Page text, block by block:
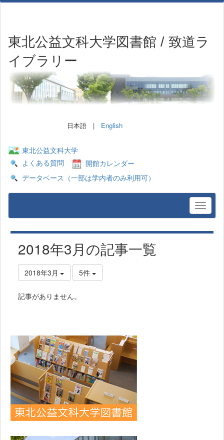
東北公益文科大学図書館 / 致道ラ
イブラリー
日本語 | English
東北公益文科大学
よくある質問
開館カレンダー
データベース（一部は学内者のみ利用可）
2018年3月の記事一覧
2018年3月 5件
記事がありません。